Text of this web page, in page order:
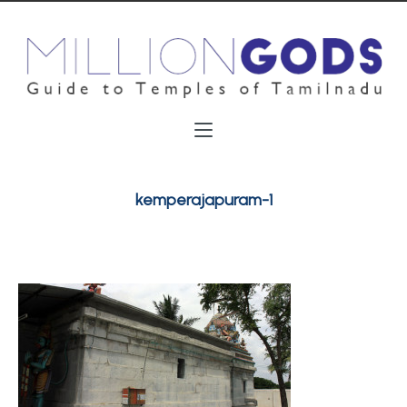
kemperajapuram-1